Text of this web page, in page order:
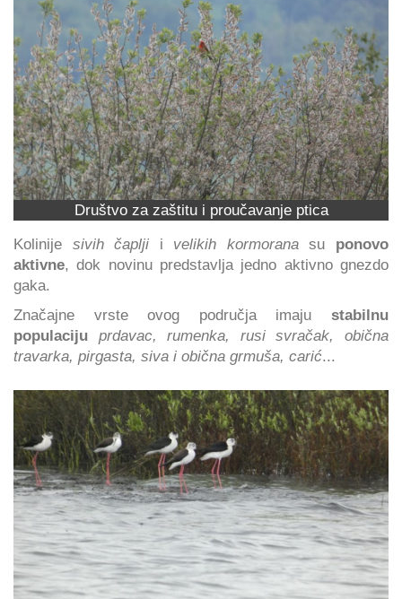
Društvo za zaštitu i proučavanje ptica
Kolinije sivih čaplji i velikih kormoranasu ponovo
aktivne, dok novinu predstavlja jedno aktivno gnezdo
gaka.
Značajne vrste ovog područja imaju stabilnu
populaciju prdavac, rumenka, rusi svračak, obična
travarka, pirgasta, siva i obična grmuša, carić...